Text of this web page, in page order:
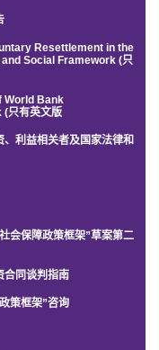
Resettlement in the
Social Framework (只
World Bank
只有英文版
利益相关者及国家法律和
会保障政策框架”草案第二
合同谈判指南
策框架”咨询